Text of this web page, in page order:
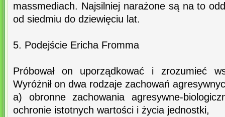
massmediach. Najsilniej narażone są na to
od siedmiu do dziewięciu lat.
5. Podejście Ericha Fromma
Próbował on uporządkować i zrozumieć
Wyróżnił on dwa rodzaje zachowań
a) obronne zachowania agresywne-
ochronie istotnych wartości i życia jednostki,